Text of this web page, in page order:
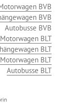
BVB
BVB
Autobusse BVB
BLT
BLT
BLT
Autobusse BLT